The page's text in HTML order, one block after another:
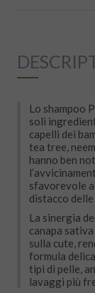
Lo shampoo
soli
capelli dei
tea tree,
hanno ben
sfavorevole
distacco delle
La sinergia
canapa
sulla cute,
formula
tipi di pelle,
lavaggi più